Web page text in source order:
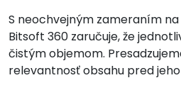
S neochvejným zameraním
Bitsoft 360 zaručuje, že
čistým objemom.
relevantnosť obsahu pred